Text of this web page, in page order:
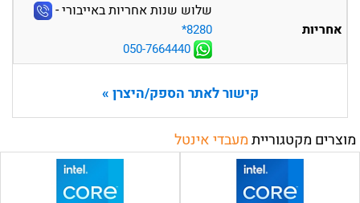
אחריות
שלוש שנות אחריות באייבורי -
‎*8280
050-7664440
קישור לאתר הספק/היצרן »
מוצרים מקטגורייתמעבדי אינטל